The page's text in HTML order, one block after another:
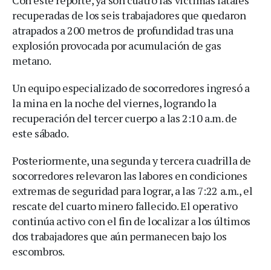
recuperadas de los seis trabajadores que quedaron
atrapados a 200 metros de profundidad tras una
explosión provocada por acumulación de gas
metano.
Un equipo especializado de socorredores ingresó a
la mina en la noche del viernes, logrando la
recuperación del tercer cuerpo a las 2:10 a.m. de
este sábado.
Posteriormente, una segunda y tercera cuadrilla de
socorredores relevaron las labores en condiciones
extremas de seguridad para lograr, a las 7:22 a.m., el
rescate del cuarto minero fallecido. El operativo
continúa activo con el fin de localizar a los últimos
dos trabajadores que aún permanecen bajo los
escombros.